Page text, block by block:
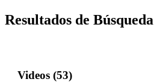
Resultados de Búsqueda
Videos (53)